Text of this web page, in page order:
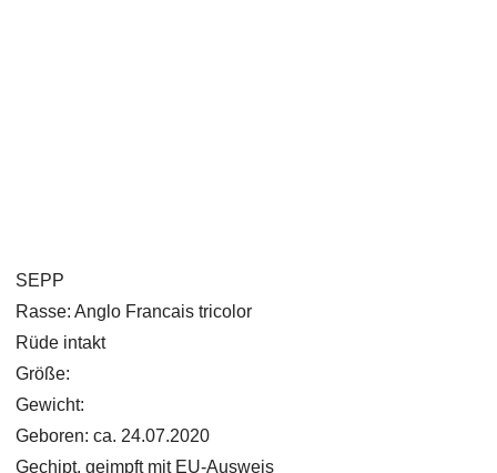
SEPP
Rasse: Anglo Francais tricolor
Rüde intakt
Größe:
Gewicht:
Geboren: ca. 24.07.2020
Gechipt, geimpft mit EU-Ausweis